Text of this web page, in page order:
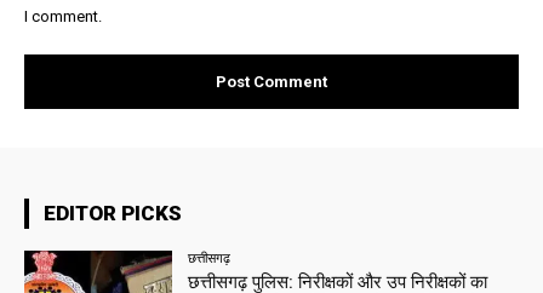
I comment.
EDITOR PICKS
छत्तीसगढ़
छत्तीसगढ़ पुलिस: निरीक्षकों और उप निरीक्षकों का